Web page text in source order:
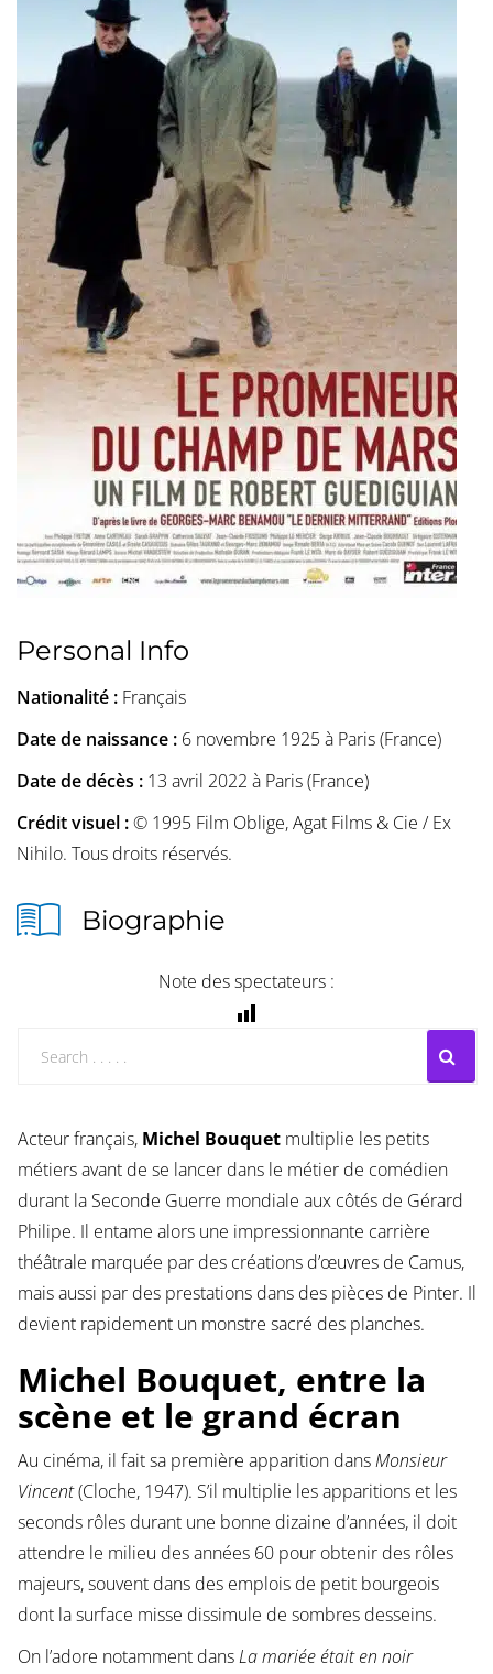
Personal Info
Nationalité : Français
Date de naissance : 6 novembre 1925 à Paris (France)
Date de décès : 13 avril 2022 à Paris (France)
Crédit visuel :© 1995 Film Oblige, Agat Films & Cie / Ex
Nihilo. Tous droits réservés.
Biographie
Note des spectateurs :
Acteur français, Michel Bouquetmultiplie les petits
métiers avant de se lancer dans le métier de comédien
durant la Seconde Guerre mondiale aux côtés de Gérard
Philipe. Il entame alors une impressionnante carrière
théâtrale marquée par des créations d’œuvres de Camus,
mais aussi par des prestations dans des pièces de Pinter. Il
devient rapidement un monstre sacré des planches.
Michel Bouquet, entre la
scène et le grand écran
Au cinéma, il fait sa première apparition dansMonsieur
Vincent(Cloche, 1947). S’il multiplie les apparitions et les
seconds rôles durant une bonne dizaine d’années, il doit
attendre le milieu des années 60 pour obtenir des rôles
majeurs, souvent dans des emplois de petit bourgeois
dont la surface misse dissimule de sombres desseins.
On l’adore notamment dansLa mariée était en noir